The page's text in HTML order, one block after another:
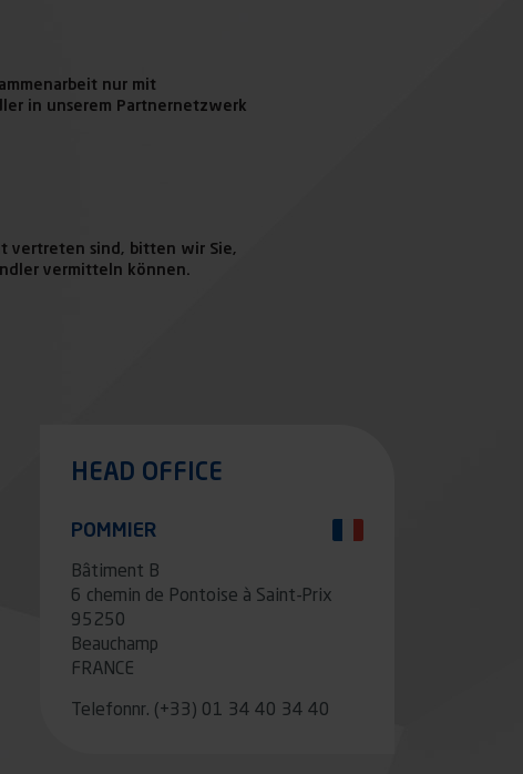
nur mit
in unserem Partnernetzwerk
vertreten sind, bitten wir Sie,
vermitteln können.
HEAD OFFICE
POMMIER
Bâtiment B
6 chemin de Pontoise à Saint-Prix
95250
Beauchamp
FRANCE
Telefonnr. (+33) 01 34 40 34 40